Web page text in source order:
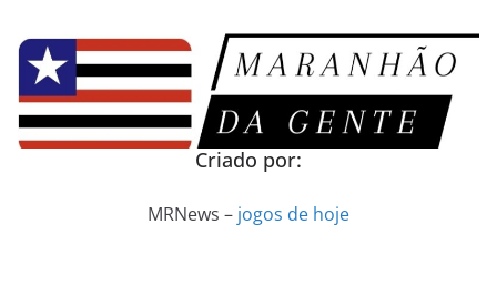
para
conteúdo
Criado por:
MRNews – jogos de hoje